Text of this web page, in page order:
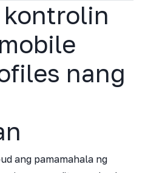
nang
ang pamamahala ng